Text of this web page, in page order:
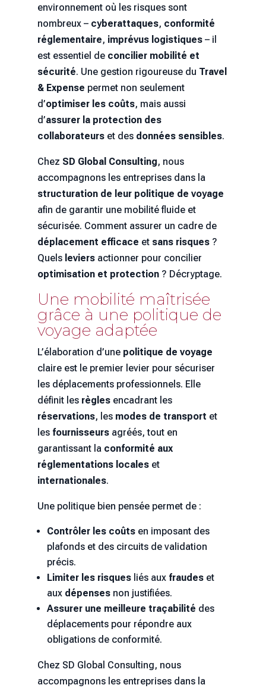
environnement où les risques sont
nombreux – cyberattaques, conformité
réglementaire, imprévus logistiques– il
est essentiel de concilier mobilité et
sécurité. Une gestion rigoureuse du Travel
& Expense permet non seulement
d’optimiser les coûts, mais aussi
d’assurer la protection des
collaborateurset des données sensibles.
Chez SD Global Consulting, nous
accompagnons les entreprises dans la
structuration de leur politique de voyage
afin de garantir une mobilité fluide et
sécurisée. Comment assurer un cadre de
déplacement efficace et sans risques?
Quels leviersactionner pour concilier
optimisation et protection? Décryptage.
Une mobilité maîtrisée
grâce à une politique de
voyage adaptée
L’élaboration d’une politique de voyage
claire est le premier levier pour sécuriser
les déplacements professionnels. Elle
définit les règlesencadrant les
réservations, les modes de transport et
les fournisseursagréés, tout en
garantissant la conformité aux
réglementations localeset
internationales.
Une politique bien pensée permet de :
Contrôler les coûtsen imposant des
plafonds et des circuits de validation
précis.
Limiter les risquesliés aux fraudeset
aux dépensesnon justifiées.
Assurer une meilleure traçabilité des
déplacements pour répondre aux
obligations de conformité.
Chez SD Global Consulting, nous
accompagnons les entreprises dans la